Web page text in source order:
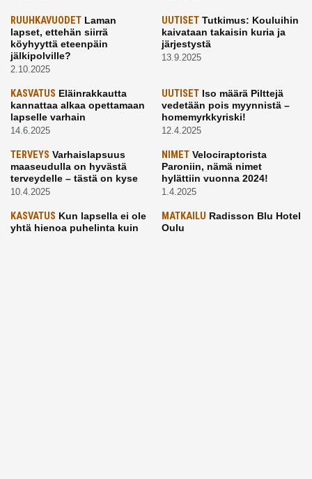
RUUHKAVUODET Laman
lapset, ettehän siirrä
köyhyyttä eteenpäin
jälkipolville?
2.10.2025
UUTISETTutkimus: Kouluihin
kaivataan takaisin kuria ja
järjestystä
13.9.2025
KASVATUS Eläinrakkautta
kannattaa alkaa opettamaan
lapselle varhain
14.6.2025
UUTISETIso määrä Pilttejä
vedetään pois myynnistä –
homemyrkkyriski!
12.4.2025
TERVEYS Varhaislapsuus
maaseudulla on hyvästä
terveydelle – tästä on kyse
10.4.2025
NIMETVelociraptorista
Paroniin, nämä nimet
hylättiin vuonna 2024!
1.4.2025
KASVATUS Kun lapsella ei ole
yhtä hienoa puhelinta kuin
MATKAILU Radisson Blu Hotel
Oulu